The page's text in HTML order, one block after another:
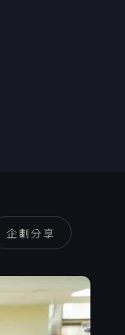
企劃分享